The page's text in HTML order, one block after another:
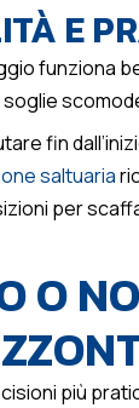
E
funziona
fin
saltuaria
per
O
più